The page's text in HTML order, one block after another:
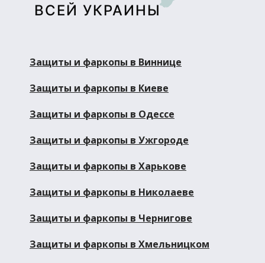
ВСЕЙ УКРАИНЫ
Защиты и фаркопы в Виннице
Защиты и фаркопы в Киеве
Защиты и фаркопы в Одессе
Защиты и фаркопы в Ужгороде
Защиты и фаркопы в Харькове
Защиты и фаркопы в Николаеве
Защиты и фаркопы в Чернигове
Защиты и фаркопы в Хмельницком